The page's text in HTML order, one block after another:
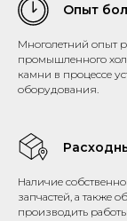
Опыт
Многолетний опыт
промышленного
камни в процессе
оборудования.
Наличие
запчастей, а также
производить